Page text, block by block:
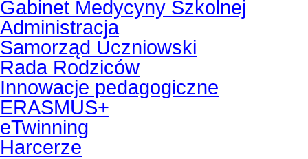
Gabinet Medycyny Szkolnej
Administracja
Samorząd Uczniowski
Rada Rodziców
Innowacje pedagogiczne
ERASMUS+
eTwinning
Harcerze